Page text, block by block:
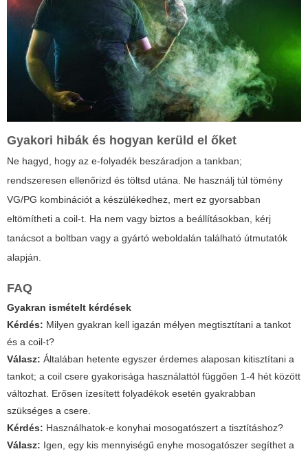
Gyakori hibák és hogyan kerüld el őket
Ne hagyd, hogy az e-folyadék beszáradjon a tankban;
rendszeresen ellenőrizd és töltsd utána. Ne használj túl tömény
VG/PG kombinációt a készülékedhez, mert ez gyorsabban
eltömítheti a coil-t. Ha nem vagy biztos a beállításokban, kérj
tanácsot a boltban vagy a gyártó weboldalán található útmutatók
alapján.
FAQ
Gyakran ismételt kérdések
Kérdés: Milyen gyakran kell igazán mélyen megtisztítani a tankot
és a coil-t?
Válasz: Általában hetente egyszer érdemes alaposan kitisztítani a
tankot; a coil csere gyakorisága használattól függően 1-4 hét között
változhat. Erősen ízesített folyadékok esetén gyakrabban
szükséges a csere.
Kérdés: Használhatok-e konyhai mosogatószert a tisztításhoz?
Válasz: Igen, egy kis mennyiségű enyhe mosogatószer segíthet a